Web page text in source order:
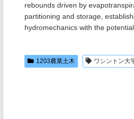
rebounds driven by
partitioning and storage,
hydromechanics with the
1203農業土木 ワシントン大